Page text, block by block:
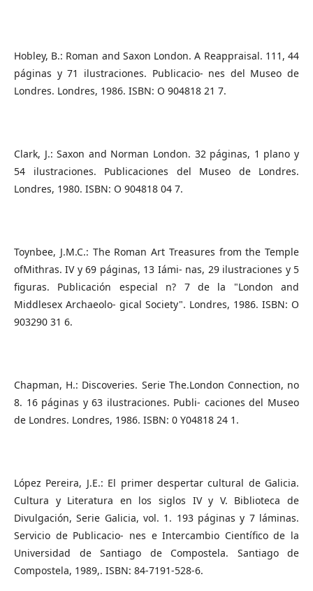
Hobley, B.: Roman and Saxon London. A Reappraisal. 111, 44
páginas y 71 ilustraciones. Publicacio- nes del Museo de
Londres. Londres, 1986. ISBN: O 904818 21 7.
Clark, J.: Saxon and Norman London. 32 páginas, 1 plano y
54 ilustraciones. Publicaciones del Museo de Londres.
Londres, 1980. ISBN: O 904818 04 7.
Toynbee, J.M.C.: The Roman Art Treasures from the Temple
ofMithras. IV y 69 páginas, 13 Iámi- nas, 29 ilustraciones y 5
figuras. Publicación especial n? 7 de la "London and
Middlesex Archaeolo- gical Society". Londres, 1986. ISBN: O
903290 31 6.
Chapman, H.: Discoveries. Serie The.London Connection, no
8. 16 páginas y 63 ilustraciones. Publi- caciones del Museo
de Londres. Londres, 1986. ISBN: 0 Y04818 24 1.
López Pereira, J.E.: El primer despertar cultural de Galicia.
Cultura y Literatura en los siglos IV y V. Biblioteca de
Divulgación, Serie Galicia, vol. 1. 193 páginas y 7 láminas.
Servicio de Publicacio- nes e Intercambio Científico de la
Universidad de Santiago de Compostela. Santiago de
Compostela, 1989,. ISBN: 84-7191-528-6.